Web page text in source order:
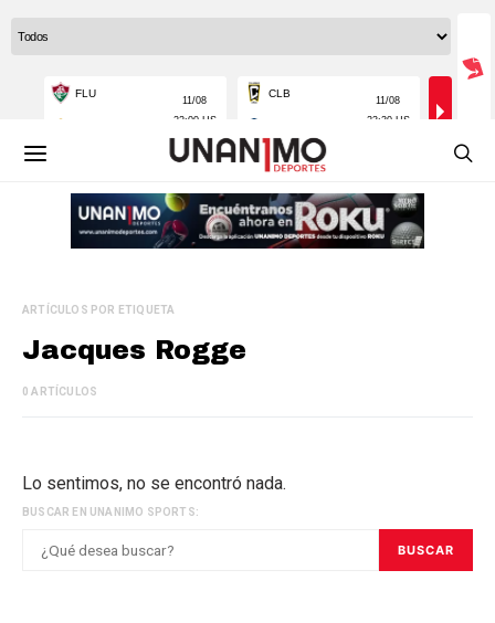
ARTÍCULOS POR ETIQUETA
Jacques Rogge
0 ARTÍCULOS
Lo sentimos, no se encontró nada.
BUSCAR EN UNANIMO SPORTS:
BUSCAR